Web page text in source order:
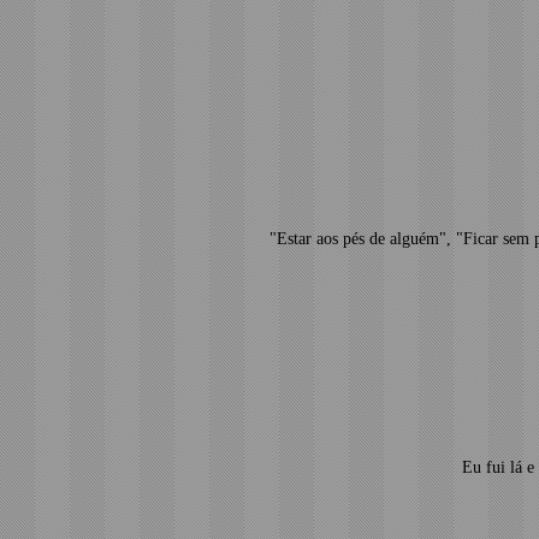
"Estar aos pés de alguém", "Ficar sem
Eu fui lá e